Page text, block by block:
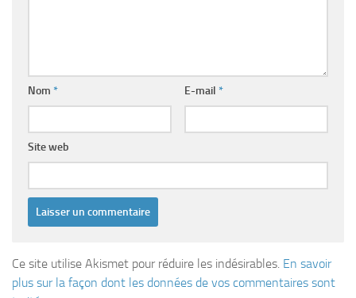
Nom * E-mail *
Site web
Ce site utilise Akismet pour réduire les indésirables. En savoir
plus sur la façon dont les données de vos commentaires sont